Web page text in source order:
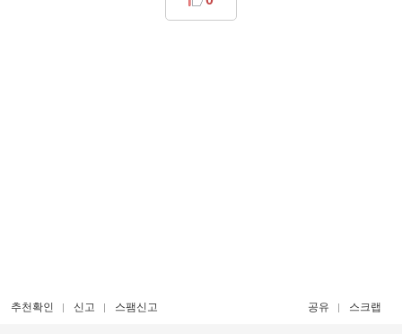
추천확인 신고 스팸신고 공유 스크랩